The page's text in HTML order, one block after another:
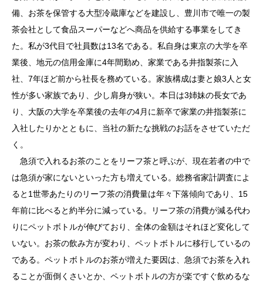
備、お茶を保管する大型冷蔵庫などを建設し、豊川市で唯一の製
茶会社として食品スーパーなどへ商品を供給する事業をしてき
た。私が3代目で社員数は13名である。私自身は東京の大学を卒
業後、地元の信用金庫に4年間勤め、家業である井指製茶に入
社、7年ほど前から社長を務めている。家族構成は妻と娘3人と女
性が多い家族であり、少し肩身が狭い。本日は3姉妹の長女であ
り、大阪の大学を卒業後の去年の4月に新卒で家業の井指製茶に
入社したりかとともに、当社の新たな挑戦のお話をさせていただ
く。
急須で入れるお茶のことをリーフ茶と呼ぶが、現在若者の中で
は急須が家にないといった方も増えている。総務省家計調査によ
ると1世帯あたりのリーフ茶の消費量は年々下落傾向であり、15
年前に比べると約半分に減っている。リーフ茶の消費が減る代わ
りにペットボトルが伸びており、全体の金額はそれほど変化して
いない。お茶の飲み方が変わり、ペットボトルに移行しているの
である。ペットボトルのお茶が増えた要因は、急須でお茶を入れ
ることが面倒くさいとか、ペットボトルの方が楽ですぐ飲めるな